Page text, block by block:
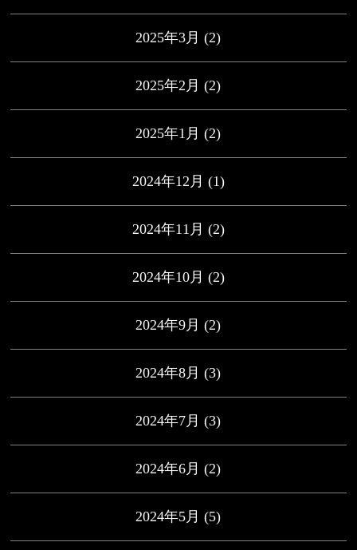
2025年3月 (2)
2025年2月 (2)
2025年1月 (2)
2024年12月 (1)
2024年11月 (2)
2024年10月 (2)
2024年9月 (2)
2024年8月 (3)
2024年7月 (3)
2024年6月 (2)
2024年5月 (5)